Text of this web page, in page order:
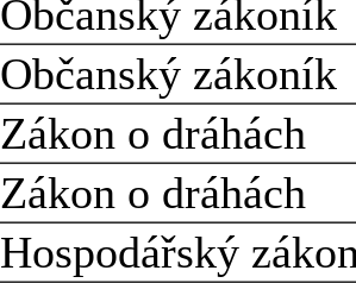
Občanský zákoník
Občanský zákoník
Zákon o dráhách
Zákon o dráhách
Hospodářský